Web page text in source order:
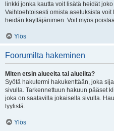
linkki jonka kautta voit lisätä heidät
Vaihtoehtoisesti omista asetuksista
heidän käyttäjänimen. Voit myös
Ylös
Foorumilta hakeminen
Miten etsin alueelta tai alueilta?
Syötä hakutermi hakukenttään, joka
sivulla. Tarkennettuun hakuun pääset
joka on saatavilla jokaisella sivulla.
tyylistä.
Ylös